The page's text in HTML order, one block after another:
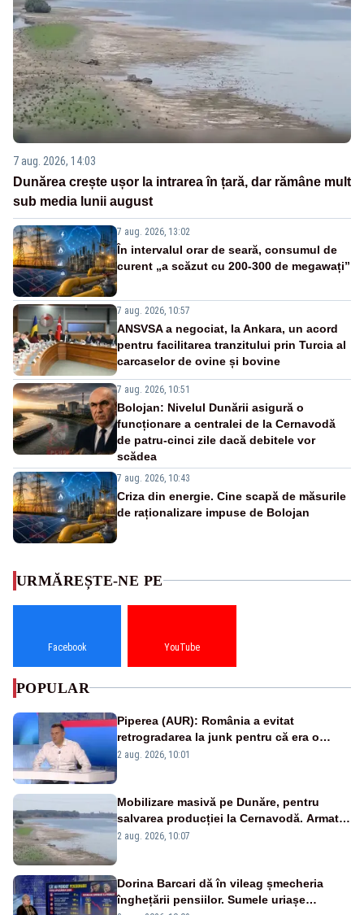
7 aug. 2026, 14:03
Dunărea crește ușor la intrarea în țară, dar rămâne mult
sub media lunii august
7 aug. 2026, 13:02
În intervalul orar de seară, consumul de
curent „a scăzut cu 200-300 de megawați”
7 aug. 2026, 10:57
ANSVSA a negociat, la Ankara, un acord
pentru facilitarea tranzitului prin Turcia al
carcaselor de ovine și bovine
7 aug. 2026, 10:51
Bolojan: Nivelul Dunării asigură o
funcționare a centralei de la Cernavodă
de patru-cinci zile dacă debitele vor
scădea
7 aug. 2026, 10:43
Criza din energie. Cine scapă de măsurile
de raționalizare impuse de Bolojan
URMĂREȘTE-NE PE
Facebook YouTube
POPULAR
Piperea (AUR): România a evitat
retrogradarea la junk pentru că era o
catastrofă pentru bănci și fondurile de
2 aug. 2026, 10:01
Mobilizare masivă pe Dunăre, pentru
salvarea producției la Cernavodă. Armata
va detona o stâncă și va devia apa
2 aug. 2026, 10:07
Dorina Barcari dă în vileag șmecheria
înghețării pensiilor. Sumele uriașe